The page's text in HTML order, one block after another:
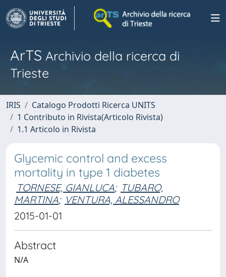
ArTS Archivio della ricerca di
Trieste
IRIS
Catalogo Prodotti Ricerca UNITS
1 Contributo in Rivista(Articolo Rivista)
1.1 Articolo in Rivista
Glycemic control and excess
mortality in type 1 diabetes
TORNESE, GIANLUCA; TUBARO,
MARTINA; VENTURA, ALESSANDRO
2015-01-01
Abstract
N/A